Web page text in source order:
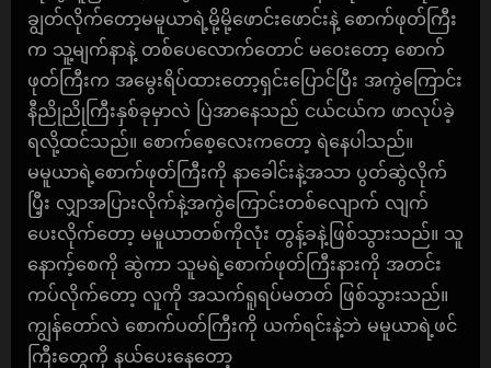
ချွတ်လိုက်တော့မမူယာရဲ့မို့မို့ဖောင်းဖောင်းနဲ့ စောက်ဖုတ်ကြီး
က သူ့မျက်နာနဲ့ တစ်ပေလောက်တောင် မဝေးတော့ စောက်
ဖုတ်ကြီးက အမွေးရိပ်ထားတော့ရှင်းပြောင်ပြီး အကွဲကြောင်း
နီညိုညိုကြီးနှစ်ခုမှာလဲ ပြဲအာနေသည် ငယ်ငယ်က ဖာလုပ်ခဲ့
ရလို့ထင်သည်။ စောက်စေ့လေးကတော့ ရဲနေပါသည်။
မမူယာရဲ့စောက်ဖုတ်ကြီးကို နာခေါင်းနဲ့အသာ ပွတ်ဆွဲလိုက်
ပြီ့း လျှာအပြားလိုက်နဲ့အကွဲကြောင်းတစ်လျောက် လျက်
ပေးလိုက်တော့ မမူယာတစ်ကိုလုံး တွန့်ခနဲ့ဖြစ်သွားသည်။ သူ
နောက့်စေကို ဆွဲကာ သူမရဲ့စောက်ဖုတ်ကြီးနားကို အတင်း
ကပ်လိုက်တော့ လူကို အသက်ရူရပ်မတတ် ဖြစ်သွားသည်။
ကျွန်တော်လဲ စောက်ပတ်ကြီးကို ယက်ရင်းနဲ့ဘဲ မမူယာရဲ့ဖင်
ကြီးတွေကို နယ်ပေးနေတော့